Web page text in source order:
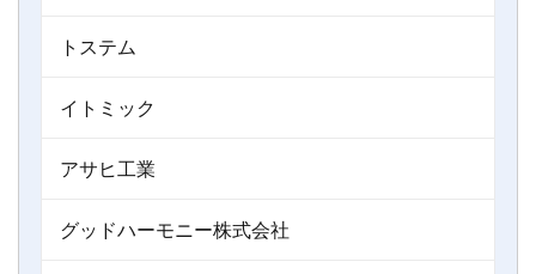
トステム
イトミック
アサヒ工業
グッドハーモニー株式会社